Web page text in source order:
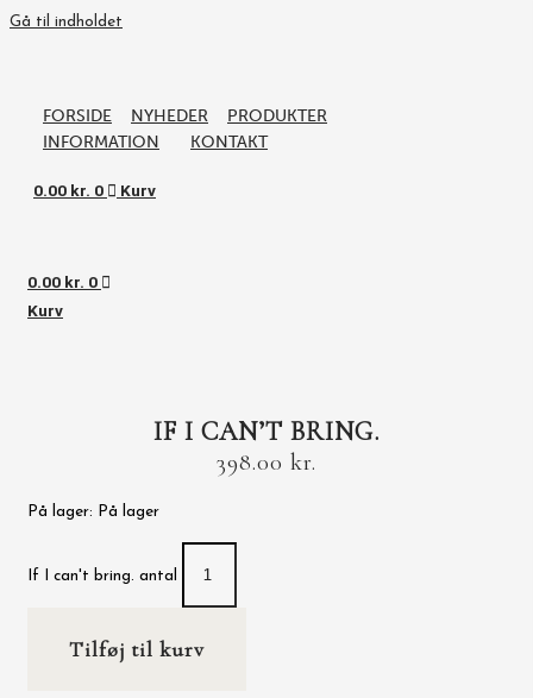
Gå til indholdet
FORSIDE NYHEDER
PRODUKTER
INFORMATION
KONTAKT
0.00 kr. 0 Kurv
0.00 kr. 0
Kurv
IF I CAN’T BRING.
398.00 kr.
På lager: På lager
If I can't bring. antal
Tilføj til kurv